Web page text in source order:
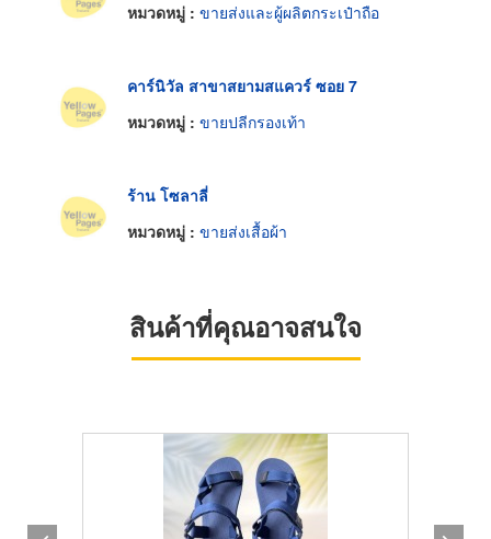
หมวดหมู่ : ขายส่งและผู้ผลิตกระเป๋าถือ
คาร์นิวัล สาขาสยามสแควร์ ซอย 7
หมวดหมู่ : ขายปลีกรองเท้า
ร้าน โซลาลี่
หมวดหมู่ : ขายส่งเสื้อผ้า
สินค้าที่คุณอาจสนใจ